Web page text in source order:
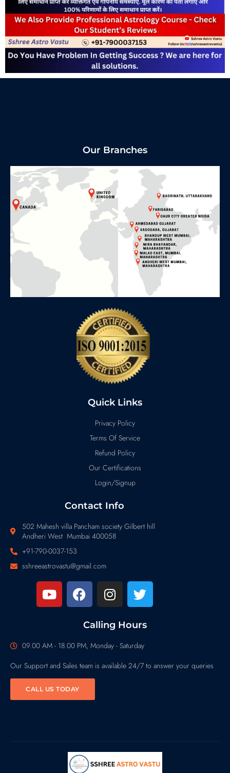
Our Branches
Quick Links
Privacy Policy
Terms Of Service
Refund Policy
Our Certifications
Login/Signup
Contact Info
502 Mahesh villa Pancham society Gilbert hill
Andheri West Mumbai 400058
+91-790-0037-153
sshreeastrovastu@gmail.com
Calling Hours
09.00 AM - 18.00 PM, Monday - Saturday
Our Support and Sales team is available 24/7 to answer your queries
CALL US TODAY